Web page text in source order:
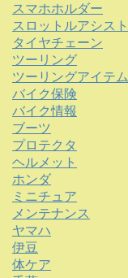
スマホホルダー
スロットルアシスト
タイヤチェーン
ツーリング
ツーリングアイテム
バイク保険
バイク情報
ブーツ
プロテクタ
ヘルメット
ホンダ
ミニチュア
メンテナンス
ヤマハ
伊豆
体ケア